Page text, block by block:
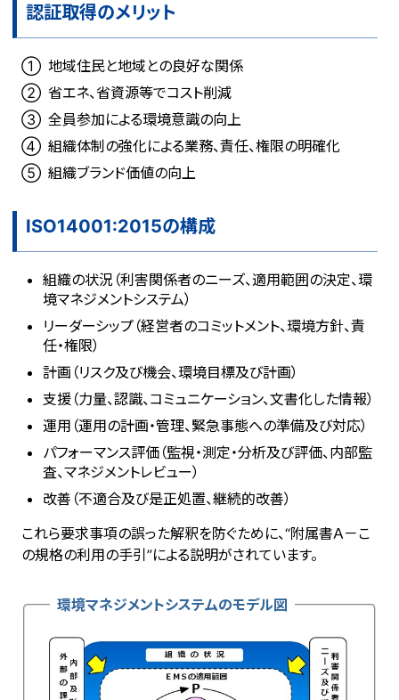
認証取得のメリット
地域住民と地域との良好な関係
省エネ、省資源等でコスト削減
全員参加による環境意識の向上
組織体制の強化による業務、責任、権限の明確化
組織ブランド価値の向上
ISO14001:2015の構成
組織の状況（利害関係者のニーズ、適用範囲の決定、環
境マネジメントシステム）
リーダーシップ（経営者のコミットメント、環境方針、責
任・権限）
計画（リスク及び機会、環境目標及び計画）
支援（力量、認識、コミュニケーション、文書化した情報）
運用（運用の計画・管理、緊急事態への準備及び対応）
パフォーマンス評価（監視・測定・分析及び評価、内部監
査、マネジメントレビュー）
改善（不適合及び是正処置、継続的改善）
これら要求事項の誤った解釈を防ぐために、“附属書Ａ－こ
の規格の利用の手引”による説明がされています。
環境マネジメントシステムのモデル図